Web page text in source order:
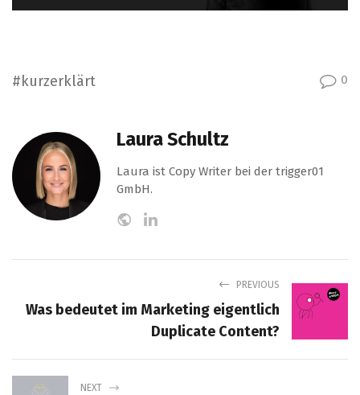
#kurzerklärt 0
Laura Schultz
Laura ist Copy Writer bei der trigger01
GmbH.
PREVIOUS
Was bedeutet im Marketing eigentlich
Duplicate Content?
NEXT